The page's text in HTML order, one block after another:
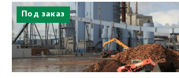
Под заказ